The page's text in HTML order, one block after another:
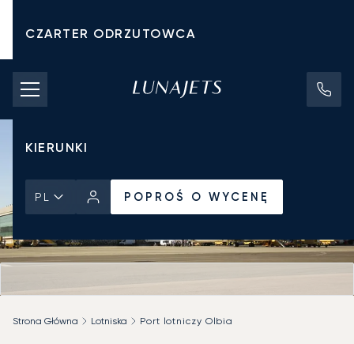
CZARTER ODRZUTOWCA
KOSZTY CZARTERU
PRYWATNE ODRZUTOWCE
KIERUNKI
PL POPROŚ O WYCENĘ
Strona Główna Lotniska Port lotniczy Olbia